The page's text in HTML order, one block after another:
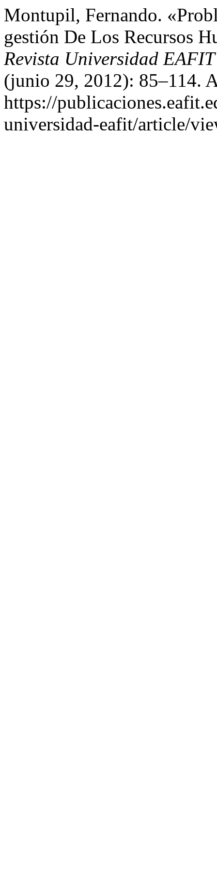
Montupil, Fernando.
gestión De Los Recursos
Revista Universidad
(junio 29, 2012): 85–114.
https://
universidad-eafit/article/